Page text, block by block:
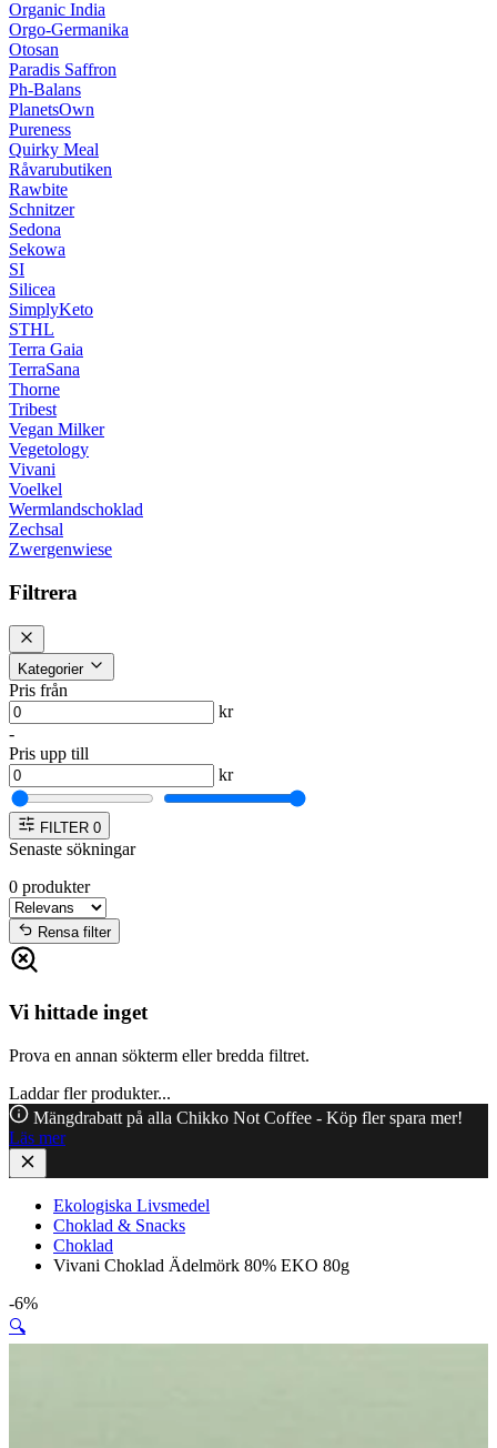
Organic India
Orgo-Germanika
Otosan
Paradis Saffron
Ph-Balans
PlanetsOwn
Pureness
Quirky Meal
Råvarubutiken
Rawbite
Schnitzer
Sedona
Sekowa
SI
Silicea
SimplyKeto
STHL
Terra Gaia
TerraSana
Thorne
Tribest
Vegan Milker
Vegetology
Vivani
Voelkel
Wermlandschoklad
Zechsal
Zwergenwiese
Filtrera
Kategorier
Pris från
kr
-
Pris upp till
kr
FILTER 0
Senaste sökningar
0 produkter
Rensa filter
Vi hittade inget
Prova en annan sökterm eller bredda filtret.
Laddar fler produkter...
Mängdrabatt på alla Chikko Not Coffee - Köp fler spara mer!
Läs mer
Ekologiska Livsmedel
Choklad & Snacks
Choklad
Vivani Choklad Ädelmörk 80% EKO 80g
-6%
🔍